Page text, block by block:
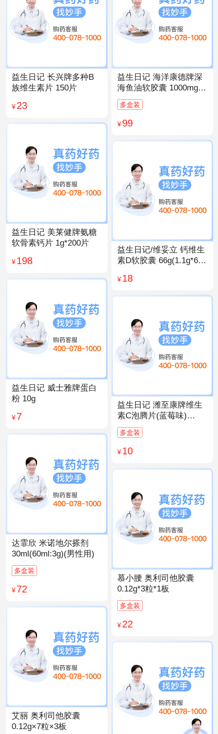
益生日记 海洋康德牌深
海鱼油软胶囊 1000mg/
粒*200粒
多盒装
¥99
益生日记 长兴牌多种B
族维生素片 150片
¥23
益生日记 美莱健牌氨糖
软骨素钙片 1g*200片
¥198
益生日记/维妥立 钙维生
素D软胶囊 66g(1.1g*60
¥18
益生日记 威士雅牌蛋白
粉 10g
¥7
益生日记 潍至康牌维生
素C泡腾片(蓝莓味)
4.0g*20片
多盒装
¥10
达霏欣 米诺地尔搽剂
30ml(60ml:3g)(男性用)
多盒装
¥72
慕小腰 奥利司他胶囊
0.12g*3粒*1板
多盒装
¥22
艾丽 奥利司他胶囊
0.12g×7粒×3板